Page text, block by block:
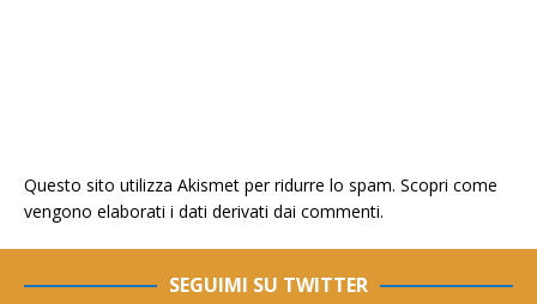
Questo sito utilizza Akismet per ridurre lo spam. Scopri come
vengono elaborati i dati derivati dai commenti.
SEGUIMI SU TWITTER